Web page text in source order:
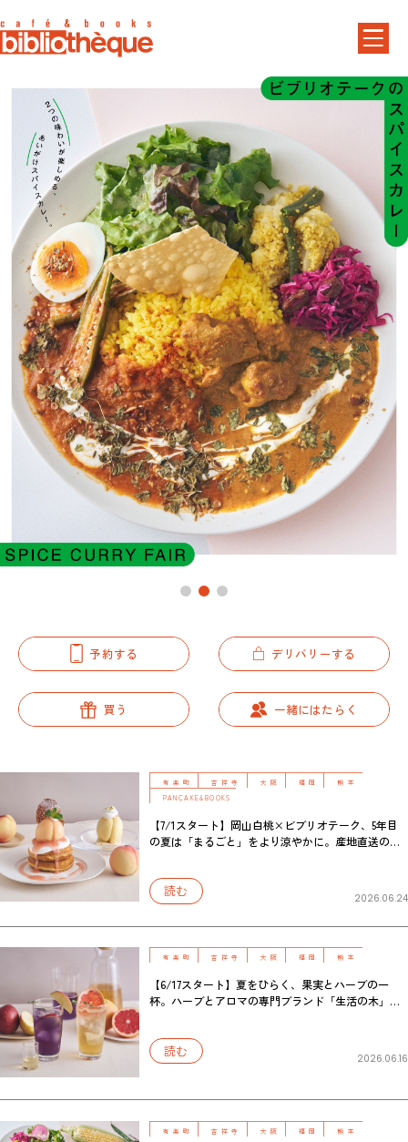
予約する デリバリーする
買う 一緒にはたらく
有楽町 吉祥寺 大阪 福岡
熊本
PANCAKE&BOOKS
【7/1スタート】岡山白桃×ビブリオテーク、5年目
の夏は「まるごと」をより涼やかに。産地直送のお
2026.06.24
読む
有楽町 吉祥寺 大阪 福岡 熊本
【6/17スタート】夏をひらく、果実とハーブの一
杯。ハーブとアロマの専門ブランド「生活の木」と
2026.06.16
読む
有楽町 吉祥寺 大阪 福岡 熊本